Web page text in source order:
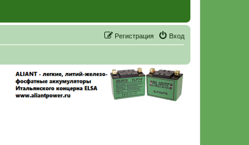
Вход
Регистрация